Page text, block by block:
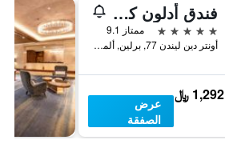
فندق أدلون كمبينسكي برلين
5 نجوم
ممتاز 9.1
أونتر دين ليندن 77, برلين, ألمانيا
1,292 ﷼
عرض
الصفقة